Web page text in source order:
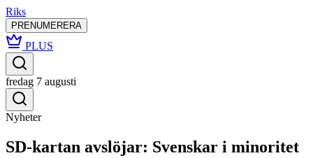
Riks
PRENUMERERA
PLUS
fredag 7 augusti
Nyheter
SD-kartan avslöjar: Svenskar i minoritet